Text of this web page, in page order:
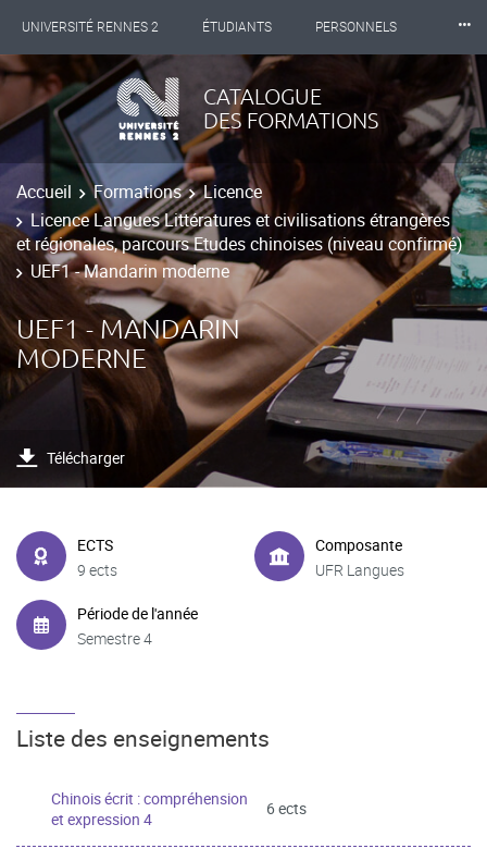
UNIVERSITÉ RENNES 2 ÉTUDIANTS PERSONNELS
INTERNATIONAL PROFESSIONNELS BIBLIOTHÈQUES
LES NOUVELLES DE RENNES 2
⸱⸱⸱
CATALOGUE
DES FORMATIONS
Accueil Formations
Licence
Licence Langues Littératures et civilisations étrangères
et régionales, parcours Etudes chinoises (niveau confirmé)
UEF1 - Mandarin moderne
UEF1 - MANDARIN
MODERNE
Télécharger
ECTS
9 ects
Composante
UFR Langues
Période de l'année
Semestre 4
Liste des enseignements
Chinois écrit : compréhension
et expression 4
6 ects